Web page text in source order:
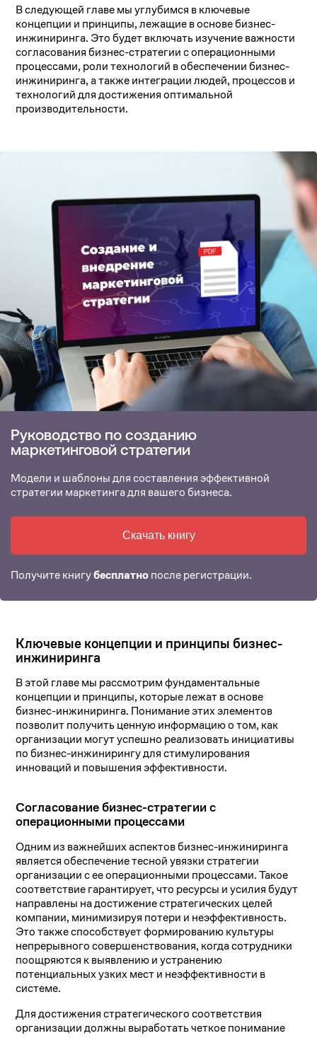
В следующей главе мы углубимся в ключевые
концепции и принципы, лежащие в основе бизнес-
инжиниринга. Это будет включать изучение важности
согласования бизнес-стратегии с операционными
процессами, роли технологий в обеспечении бизнес-
инжиниринга, а также интеграции людей, процессов и
технологий для достижения оптимальной
производительности.
Руководство по созданию
маркетинговой стратегии
Модели и шаблоны для составления эффективной
стратегии маркетинга для вашего бизнеса.
Скачать книгу
Получите книгубесплатнопосле регистрации.
Ключевые концепции и принципы бизнес-
инжиниринга
В этой главе мы рассмотрим фундаментальные
концепции и принципы, которые лежат в основе
бизнес-инжиниринга. Понимание этих элементов
позволит получить ценную информацию о том, как
организации могут успешно реализовать инициативы
по бизнес-инжинирингу для стимулирования
инноваций и повышения эффективности.
Согласование бизнес-стратегии с
операционными процессами
Одним из важнейших аспектов бизнес-инжиниринга
является обеспечение тесной увязки стратегии
организации с ее операционными процессами. Такое
соответствие гарантирует, что ресурсы и усилия будут
направлены на достижение стратегических целей
компании, минимизируя потери и неэффективность.
Это также способствует формированию культуры
непрерывного совершенствования, когда сотрудники
поощряются к выявлению и устранению
потенциальных узких мест и неэффективности в
системе.
Для достижения стратегического соответствия
организации должны выработать четкое понимание